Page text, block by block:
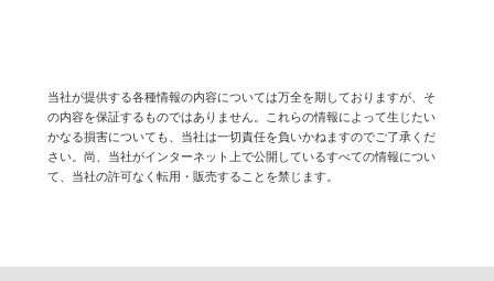
当社が提供する各種情報の内容については万全を期しておりますが、そ
の内容を保証するものではありません。これらの情報によって生じたい
かなる損害についても、当社は一切責任を負いかねますのでご了承くだ
さい。尚、当社がインターネット上で公開しているすべての情報につい
て、当社の許可なく転用・販売することを禁じます。